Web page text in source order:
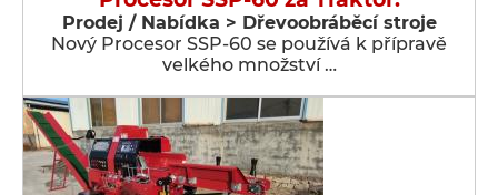
Prodej / Nabídka > Dřevoobráběcí stroje
Nový Procesor SSP-60 se používá k přípravě
velkého množství …